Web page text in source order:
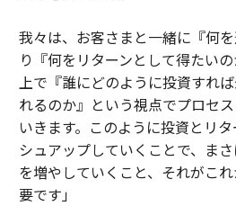
我々は、お客さまと一緒に『何
り『何をリターンとして得たい
上で『誰にどのように投資すれ
れるのか』という視点でプロセ
いきます。このように投資とリ
シュアップしていくことで、ま
を増やしていくこと、それがこ
要です」